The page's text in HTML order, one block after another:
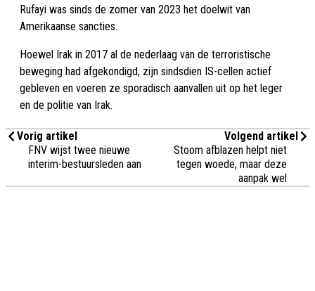
Rufayi was sinds de zomer van 2023 het doelwit van
Amerikaanse sancties.
Hoewel Irak in 2017 al de nederlaag van de terroristische
beweging had afgekondigd, zijn sindsdien IS-cellen actief
gebleven en voeren ze sporadisch aanvallen uit op het leger
en de politie van Irak.
Vorig artikel
FNV wijst twee nieuwe
interim-bestuursleden aan
Volgend artikel
Stoom afblazen helpt niet
tegen woede, maar deze
aanpak wel